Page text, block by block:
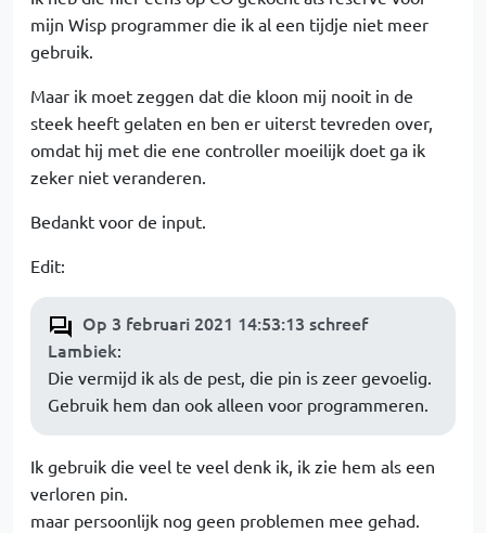
mijn Wisp programmer die ik al een tijdje niet meer
gebruik.
Maar ik moet zeggen dat die kloon mij nooit in de
steek heeft gelaten en ben er uiterst tevreden over,
omdat hij met die ene controller moeilijk doet ga ik
zeker niet veranderen.
Bedankt voor de input.
Edit:
Op 3 februari 2021 14:53:13 schreef
Lambiek:
Die vermijd ik als de pest, die pin is zeer gevoelig.
Gebruik hem dan ook alleen voor programmeren.
Ik gebruik die veel te veel denk ik, ik zie hem als een
verloren pin.
maar persoonlijk nog geen problemen mee gehad.